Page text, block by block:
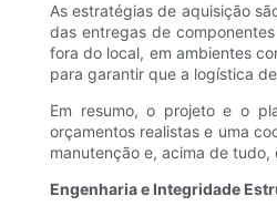
As estratégias de aquisição
das entregas de
fora do local, em ambientes
para garantir que a logística
Em resumo, o projeto e o
orçamentos realistas e uma
manutenção e, acima de
Engenharia e Integridade